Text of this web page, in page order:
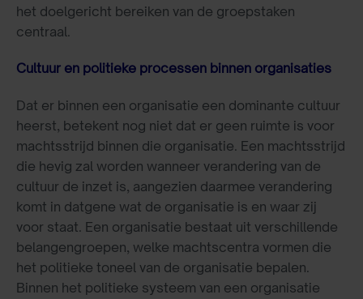
het doelgericht bereiken van de groepstaken
centraal.
Cultuur en politieke processen binnen organisaties
Dat er binnen een organisatie een dominante cultuur
heerst, betekent nog niet dat er geen ruimte is voor
machtsstrijd binnen die organisatie. Een machtsstrijd
die hevig zal worden wanneer verandering van de
cultuur de inzet is, aangezien daarmee verandering
komt in datgene wat de organisatie is en waar zij
voor staat. Een organisatie bestaat uit verschillende
belangengroepen, welke machtscentra vormen die
het politieke toneel van de organisatie bepalen.
Binnen het politieke systeem van een organisatie